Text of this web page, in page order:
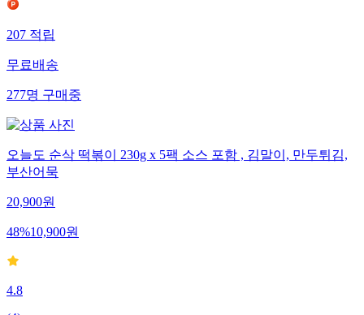
207적립
무료배송
277명구매중
오늘도 순삭 떡볶이 230g x 5팩 소스 포함 , 김말이, 만두튀김,
부산어묵
20,900원
48%10,900원
4.8